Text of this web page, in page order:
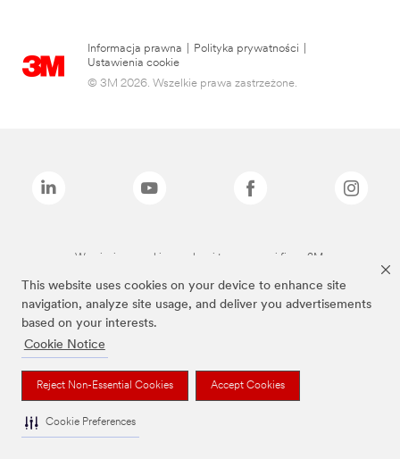
This website uses cookies on your device to enhance site
navigation, analyze site usage, and deliver you advertisements
based on your interests.
Cookie Notice
Reject Non-Essential Cookies Accept Cookies
Cookie Preferences
Informacja prawna Polityka prywatności
Ustawienia cookie
© 3M 2026. Wszelkie prawa zastrzeżone.
Wymienione marki są znakami towarowymi firmy 3M.